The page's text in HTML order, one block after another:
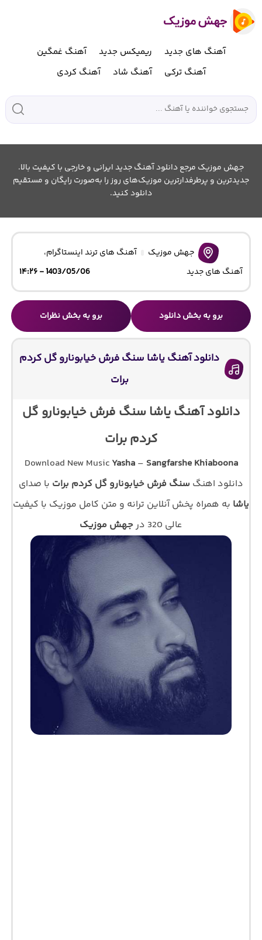
آهنگ های جدید ریمیکس جدید
آهنگ غمگین
آهنگ ترکی
آهنگ شاد آهنگ کردی
جهش موزیک مرجع دانلود آهنگ جدید ایرانی و خارجی با کیفیت بالا.
جدیدترین و پرطرفدارترین موزیک‌های روز را به‌صورت رایگان و مستقیم
دانلود کنید.
جهش موزیک آهنگ های ترند اینستاگرام،
آهنگ های جدید
1403/05/06 - ۱۴:۲۶
برو به بخش دانلود برو به بخش نظرات
دانلود آهنگ یاشا سنگ فرش خیابونارو گل کردم
برات
دانلود آهنگ یاشا سنگ فرش خیابونارو گل
کردم برات
Download New Music Yasha – Sangfarshe Khiaboona
دانلود اهنگ سنگ فرش خیابونارو گل کردم برات با صدای
یاشا به همراه پخش آنلاین ترانه و متن کامل موزیک با کیفیت
عالی 320 در
جهش موزیک